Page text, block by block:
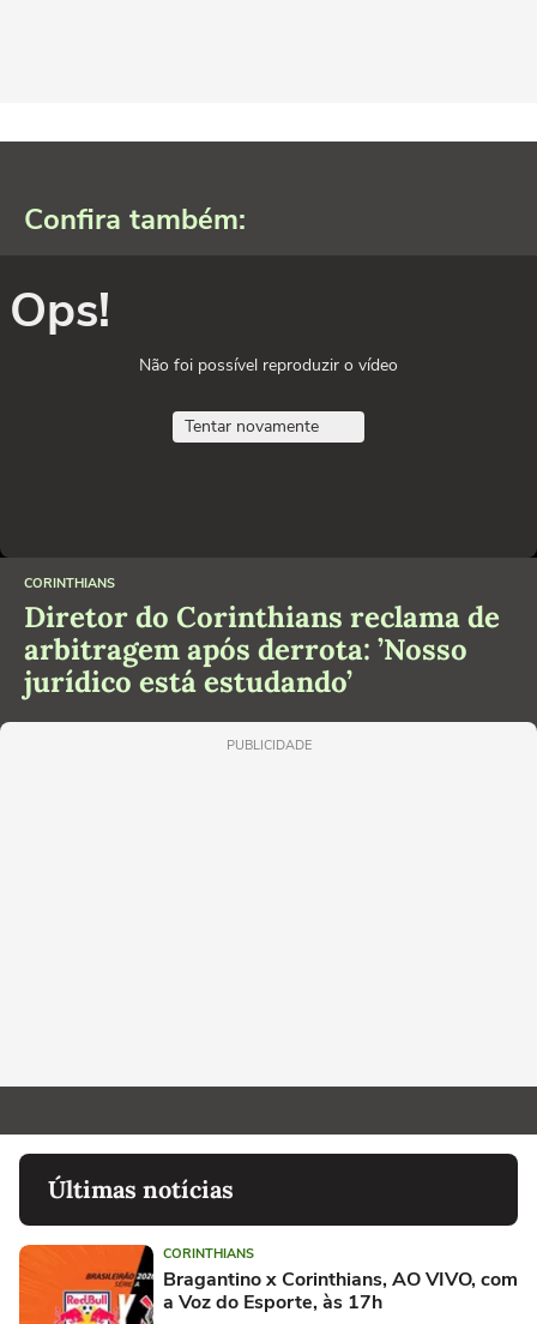
Confira também:
Ops!
Não foi possível reproduzir o vídeo
Tentar novamente
CORINTHIANS
Diretor do Corinthians reclama de
arbitragem após derrota: ’Nosso
jurídico está estudando’
PUBLICIDADE
Últimas notícias
CORINTHIANS
Bragantino x Corinthians, AO VIVO, com
a Voz do Esporte, às 17h